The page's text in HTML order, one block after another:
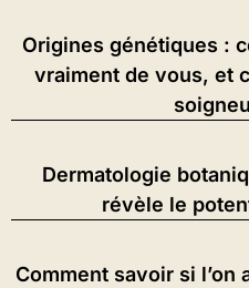
Origines génétiques :
vraiment de vous, et
Dermatologie
révèle le
Comment savoir si